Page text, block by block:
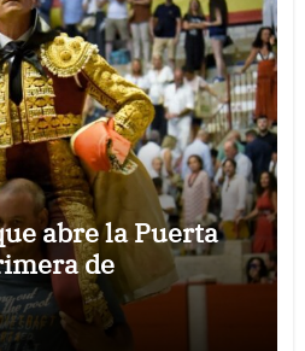
abre la Puerta
de